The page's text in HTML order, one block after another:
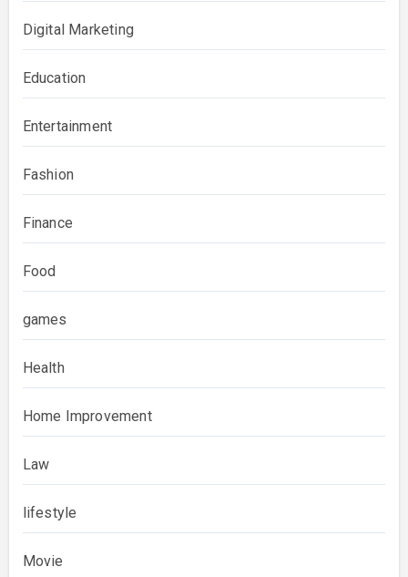
Digital Marketing
Education
Entertainment
Fashion
Finance
Food
games
Health
Home Improvement
Law
lifestyle
Movie